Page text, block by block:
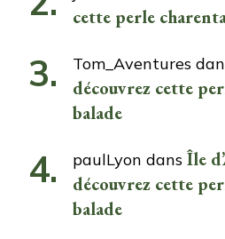
cette perle
Tom_Aventures
découvrez cette
balade
paulLyon dans Île
découvrez cette
balade